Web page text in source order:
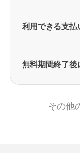
ンの購読・自動
員を希望され
ャンセル手続き
ューター」や、
て自動作成され
一方、プレミア
のAI関連機能を
のため、よりパ
だし、AI会話
検討いただいた
月間および年間
利用できます。
利用できる支払
ビットカード・
無料期間終了後
なった場合は
ん。キャンセ
その他